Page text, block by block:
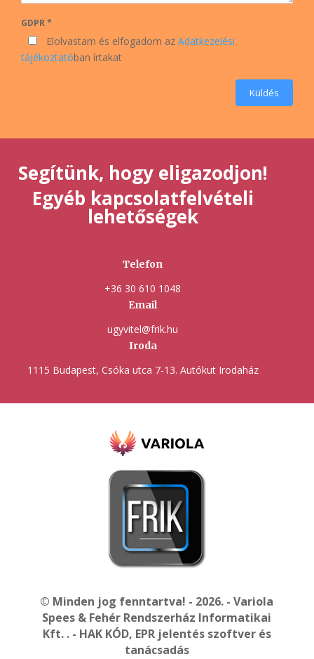
GDPR *
Elolvastam és elfogadom az Adatkezelési
tájékoztatóban írtakat
Küldés
Segítünk, hogy eligazodjon!
Egyéb kapcsolatfelvételi
lehetőségek
Telefon
+36 30 610 1048
Email
ugyvitel@frik.hu
Iroda
1115 Budapest, Csóka utca 7-13. Autókut Irodaház
© Minden jog fenntartva! - 2026. - Variola
Spees & Fehér Rendszerház Informatikai
Kft. . - HAK KÓD, EPR jelentés szoftver és
tanácsadás